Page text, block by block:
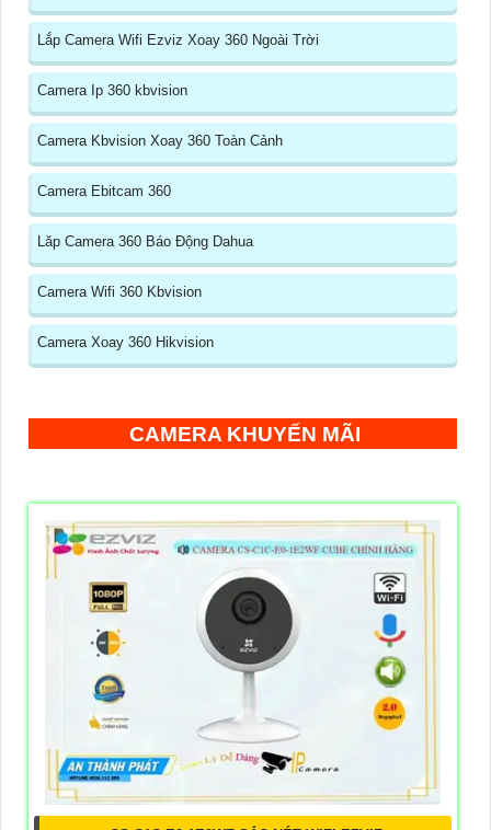
Lắp Camera Wifi Ezviz Xoay 360 Ngoài Trời
Camera Ip 360 kbvision
Camera Kbvision Xoay 360 Toàn Cảnh
Camera Ebitcam 360
Lăp Camera 360 Báo Động Dahua
Camera Wifi 360 Kbvision
Camera Xoay 360 Hikvision
CAMERA KHUYẾN MÃI